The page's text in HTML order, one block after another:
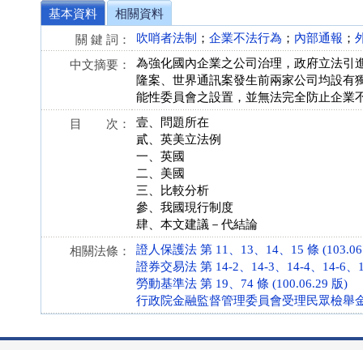
基本資料
相關資料
關 鍵 詞：
吹哨者法制 ； 企業不法行為 ； 內部通報 ；
中文摘要：
為強化國內企業之公司治理，政府立法引
隆案、世界通訊案發生前兩家公司均設
能性委員會之設置，並無法完全防止企業
目 次：
壹、問題所在
貳、英美立法例
一、英國
二、美國
三、比較分析
參、我國現行制度
肆、本文建議－代結論
相關法條：
證人保護法 第 11、13、14、15 條
證券交易法 第 14-2、14-3、14-4、14-6、
勞動基準法 第 19、74 條 (100.06.29 版)
行政院金融監督管理委員會受理民眾檢舉